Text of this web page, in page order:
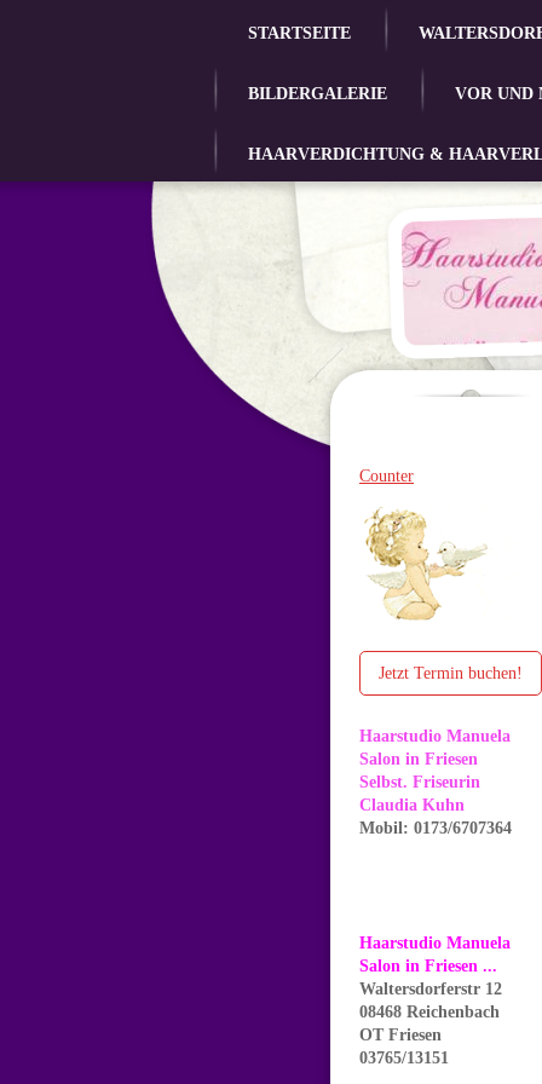
STARTSEITE
BILDERGALERIE VOR UND
HAARVERDICHTUNG &
Counter
Jetzt Termin buchen!
Haarstudio Manuela
Salon in Friesen
Selbst. Friseurin
Claudia Kuhn
Mobil: 0173/6707364
Haarstudio Manuela
Salon in Friesen ...
Waltersdorferstr 12
08468 Reichenbach
OT Friesen
03765/13151